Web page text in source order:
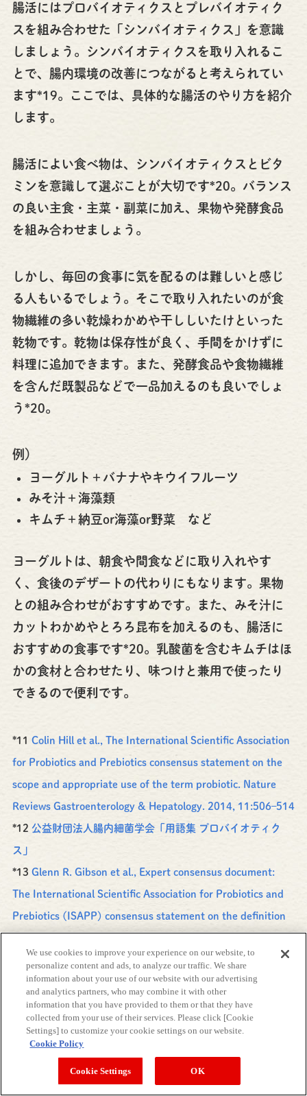
腸活にはプロバイオティクスとプレバイオティク
スを組み合わせた「シンバイオティクス」を意識
しましょう。シンバイオティクスを取り入れるこ
とで、腸内環境の改善につながると考えられてい
ます*19。ここでは、具体的な腸活のやり方を紹介
します。
腸活によい食べ物は、シンバイオティクスとビタ
ミンを意識して選ぶことが大切です*20。バランス
の良い主食・主菜・副菜に加え、果物や発酵食品
を組み合わせましょう。
しかし、毎回の食事に気を配るのは難しいと感じ
る人もいるでしょう。そこで取り入れたいのが食
物繊維の多い乾燥わかめや干ししいたけといった
乾物です。乾物は保存性が良く、手間をかけずに
料理に追加できます。また、発酵食品や食物繊維
を含んだ既製品などで一品加えるのも良いでしょ
う*20。
例）
ヨーグルト＋バナナやキウイフルーツ
みそ汁＋海藻類
キムチ＋納豆or海藻or野菜 など
ヨーグルトは、朝食や間食などに取り入れやす
く、食後のデザートの代わりにもなります。果物
との組み合わせがおすすめです。また、みそ汁に
カットわかめやとろろ昆布を加えるのも、腸活に
おすすめの食事です*20。乳酸菌を含むキムチはほ
かの食材と合わせたり、味つけと兼用で使ったり
できるので便利です。
*11 Colin Hill et al., The International Scientific Association
for Probiotics and Prebiotics consensus statement on the
scope and appropriate use of the term probiotic. Nature
Reviews Gastroenterology & Hepatology. 2014, 11:506–514
*12 公益財団法人腸内細菌学会「用語集 プロバイオティク
ス」
*13 Glenn R. Gibson et al., Expert consensus document:
The International Scientific Association for Probiotics and
Prebiotics (ISAPP) consensus statement on the definition
& Hepatology. 2017, 14:491–502
*14独立行政法人 農畜産業振興機構「プレバイオティクスと
フラクトオリゴ糖～シュガーリプレイスメントから免疫改善
まで」
*15 Judith E et al., Food Technology, A PUBLICATION OF
THE INSTITUTE OF FOOD TECHNOLOGIST. 1994, p.85-89
We use cookies to improve your experience on our website, to
personalize content and ads, to analyze our traffic. We share
information about your use of our website with our advertising
and analytics partners, who may combine it with other
information that you have provided to them or that they have
collected from your use of their services. Please click [Cookie
Settings] to customize your cookie settings on our website.
Cookie Policy
Cookie Settings OK